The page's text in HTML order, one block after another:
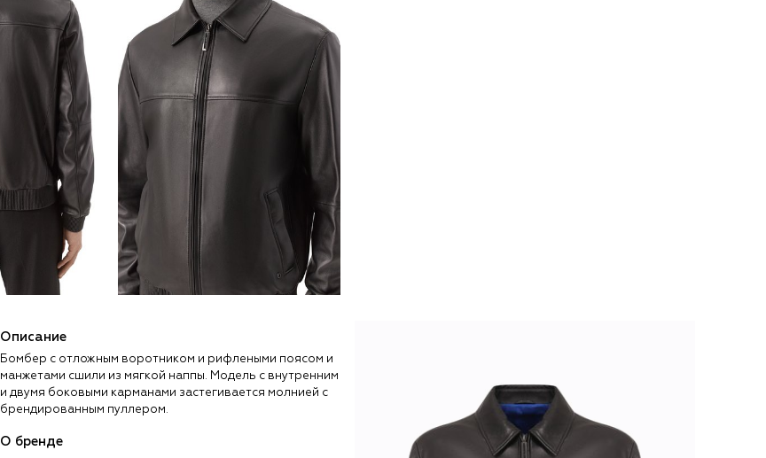
Описание
Бомбер с отложным воротником и рифлеными поясом и
манжетами сшили из мягкой наппы. Модель с внутренним
и двумя боковыми карманами застегивается молнией с
брендированным пуллером.
О бренде